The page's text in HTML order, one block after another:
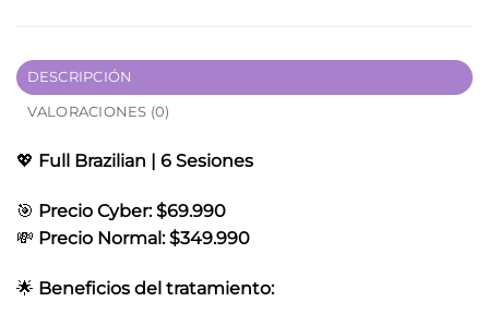
DESCRIPCIÓN
VALORACIONES (0)
💖 Full Brazilian | 6 Sesiones
🎯 Precio Cyber: $69.990
💸 Precio Normal: $349.990
🌟 Beneficios del tratamiento: